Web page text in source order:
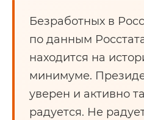
Безработных в
по данным
находится на
минимуме.
уверен и активно
радуется. Не